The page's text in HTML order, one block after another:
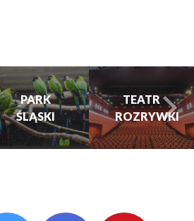
PARK
ŚLĄSKI
TEATR
ROZRYWKI